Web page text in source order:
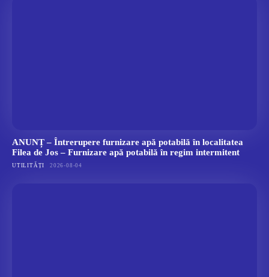
ANUNȚ – Întrerupere furnizare apă potabilă în localitatea
Filea de Jos – Furnizare apă potabilă în regim intermitent
UTILITĂȚI 2026-08-04